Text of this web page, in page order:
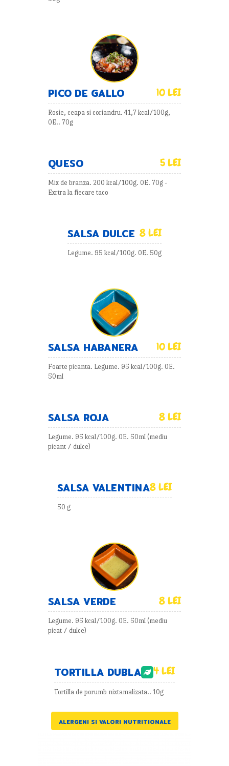
PICO DE GALLO 10 LEI
Rosie, ceapa si coriandru. 41,7 kcal/100g,
0E.. 70g
QUESO 5 LEI
Mix de branza. 200 kcal/100g. 0E. 70g -
Exrtra la fiecare taco
SALSA DULCE 8 LEI
Legume. 95 kcal/100g. 0E. 50g
SALSA HABANERA 10 LEI
Foarte picanta. Legume. 95 kcal/100g. 0E.
50ml
SALSA ROJA 8 LEI
Legume. 95 kcal/100g. 0E. 50ml (mediu
picant / dulce)
SALSA VALENTINA8 LEI
50 g
SALSA VERDE 8 LEI
Legume. 95 kcal/100g. 0E. 50ml (mediu
picat / dulce)
TORTILLA DUBLA 4 LEI
Tortilla de porumb nixtamalizata.. 10g
ALERGENI SI VALORI NUTRITIONALE